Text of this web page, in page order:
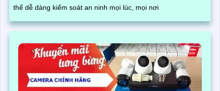
thể dễ dàng kiểm soát an ninh mọi lúc, mọi nơi